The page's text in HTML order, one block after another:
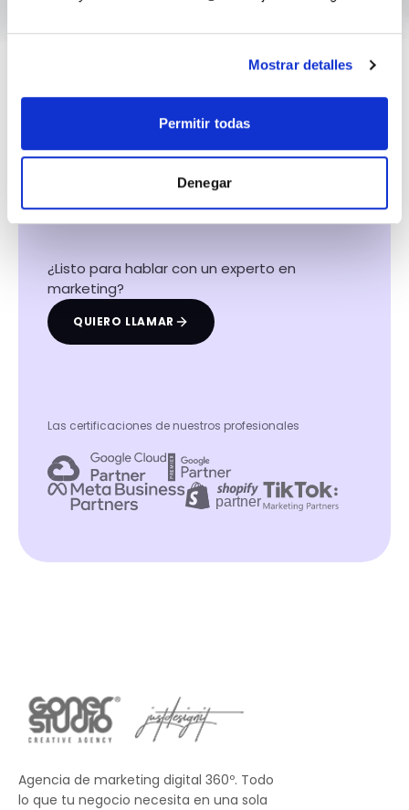
Mostrar detalles
Permitir todas
Denegar
Hacemos que tu
negocio crezca con el
marketing digital
¿Listo para hablar con un experto en
marketing?
QUIERO LLAMAR
Las certificaciones de nuestros profesionales
Agencia de marketing digital 360º. Todo
lo que tu negocio necesita en una sola